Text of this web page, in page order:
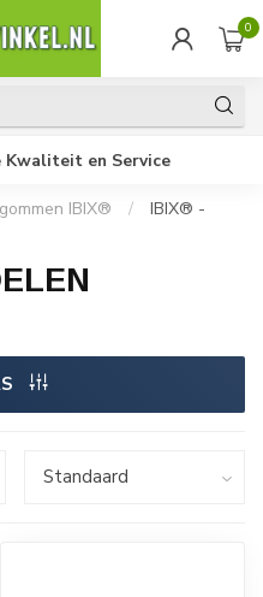
0
Kwaliteit en Service
IBIX® /
IBIX® -